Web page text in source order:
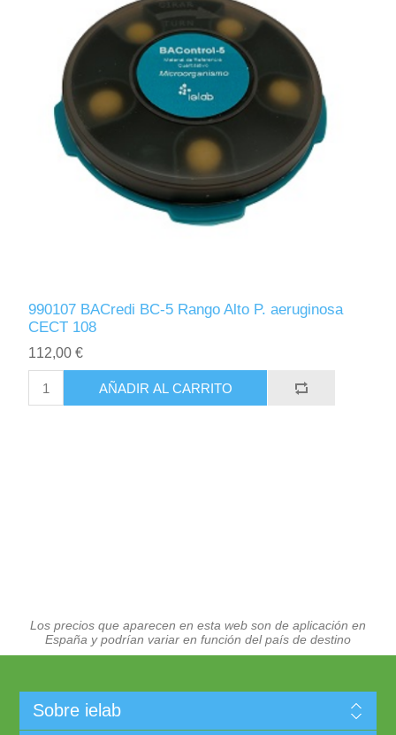
990107 BACredi BC-5 Rango Alto P. aeruginosa
CECT 108
112,00 €
AÑADIR AL CARRITO
Los precios que aparecen en esta web son de aplicación en
España y podrían variar en función del país de destino
Sobre ielab